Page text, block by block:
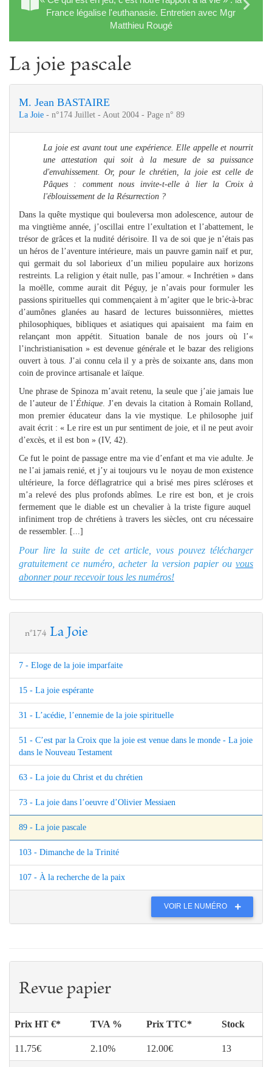
France légalise l'euthanasie. Entretien avec Mgr
Matthieu Rougé
La joie pascale
M. Jean BASTAIRE
La Joie - n°174 Juillet - Aout 2004 - Page n° 89
La joie est avant tout une expérience. Elle appelle et nourrit
une attestation qui soit à la mesure de sa puissance
d'envahissement. Or, pour le chrétien, la joie est celle de
Pâques : comment nous invite-t-elle à lier la Croix à
l'éblouissement de la Résurrection ?
Dans la quête mystique qui bouleversa mon adolescence, autour de
ma vingtième année, j’oscillai entre l’exultation et l’abattement, le
trésor de grâces et la nudité dérisoire. Il va de soi que je n’étais pas
un héros de l’aventure intérieure, mais un pauvre gamin naïf et pur,
qui germait du sol laborieux d’un milieu populaire aux horizons
restreints. La religion y était nulle, pas l’amour. « Inchrétien » dans
la moëlle, comme aurait dit Péguy, je n’avais pour formuler les
passions spirituelles qui commençaient à m’agiter que le bric-à-brac
d’aumônes glanées au hasard de lectures buissonnières, miettes
philosophiques, bibliques et asiatiques qui apaisaient ma faim en
relançant mon appétit. Situation banale de nos jours où l’«
l’inchristianisation » est devenue générale et le bazar des religions
ouvert à tous. J’ai connu cela il y a près de soixante ans, dans mon
coin de province artisanale et laïque.
Une phrase de Spinoza m’avait retenu, la seule que j’aie jamais lue
de l’auteur de l’Éthique . J’en devais la citation à Romain Rolland,
mon premier éducateur dans la vie mystique. Le philosophe juif
avait écrit : « Le rire est un pur sentiment de joie, et il ne peut avoir
d’excès, et il est bon » (IV, 42).
Ce fut le point de passage entre ma vie d’enfant et ma vie adulte. Je
ne l’ai jamais renié, et j’y ai toujours vu le noyau de mon existence
ultérieure, la force déflagratrice qui a brisé mes pires scléroses et
m’a relevé des plus profonds abîmes. Le rire est bon, et je crois
fermement que le diable est un chevalier à la triste figure auquel
infiniment trop de chrétiens à travers les siècles, ont cru nécessaire
de ressembler. [...]
Pour lire la suite de cet article, vous pouvez télécharger
gratuitement ce numéro, acheter la version papier ou vous
abonner pour recevoir tous les numéros!
n°174 La Joie
7 - Eloge de la joie imparfaite
15 - La joie espérante
31 - L’acédie, l’ennemie de la joie spirituelle
51 - C’est par la Croix que la joie est venue dans le monde - La joie
dans le Nouveau Testament
63 - La joie du Christ et du chrétien
73 - La joie dans l’oeuvre d’Olivier Messiaen
89 - La joie pascale
103 - Dimanche de la Trinité
107 - À la recherche de la paix
VOIR LE NUMÉRO
Revue papier
Prix HT €* TVA % Prix TTC* Stock
11.75€ 2.10% 12.00€ 13